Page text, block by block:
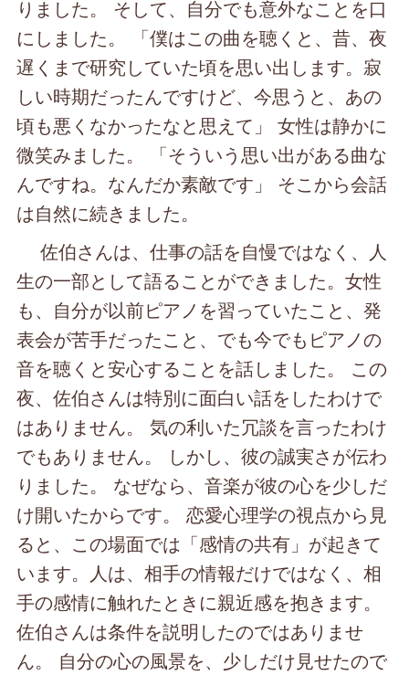
りました。 そして、自分でも意外なことを口
にしました。 「僕はこの曲を聴くと、昔、夜
遅くまで研究していた頃を思い出します。寂
しい時期だったんですけど、今思うと、あの
頃も悪くなかったなと思えて」 女性は静かに
微笑みました。 「そういう思い出がある曲な
んですね。なんだか素敵です」 そこから会話
は自然に続きました。
佐伯さんは、仕事の話を自慢ではなく、人
生の一部として語ることができました。女性
も、自分が以前ピアノを習っていたこと、発
表会が苦手だったこと、でも今でもピアノの
音を聴くと安心することを話しました。 この
夜、佐伯さんは特別に面白い話をしたわけで
はありません。 気の利いた冗談を言ったわけ
でもありません。 しかし、彼の誠実さが伝わ
りました。 なぜなら、音楽が彼の心を少しだ
け開いたからです。 恋愛心理学の視点から見
ると、この場面では「感情の共有」が起きて
います。人は、相手の情報だけではなく、相
手の感情に触れたときに親近感を抱きます。
佐伯さんは条件を説明したのではありませ
ん。 自分の心の風景を、少しだけ見せたので